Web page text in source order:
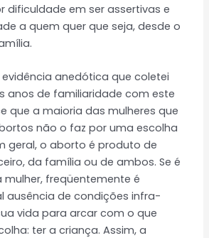
dificuldade em ser assertivas e
a quem quer que seja, desde o
anedótica que coletei
anos de familiaridade com este
que a maioria das mulheres que
não o faz por uma escolha
geral, o aborto é produto de
da família ou de ambos. Se é
freqüentemente é
ausência de condições infra-
vida para arcar com o que
ter a criança. Assim, a